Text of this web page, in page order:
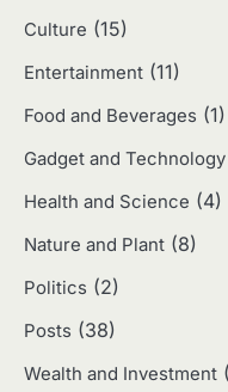
Culture (15)
Entertainment (11)
Food and Beverages (1)
Gadget and Technology
Health and Science (4)
Nature and Plant (8)
Politics (2)
Posts (38)
Wealth and Investment
4
Jasa
di Era
Eco
Jasa
di Era